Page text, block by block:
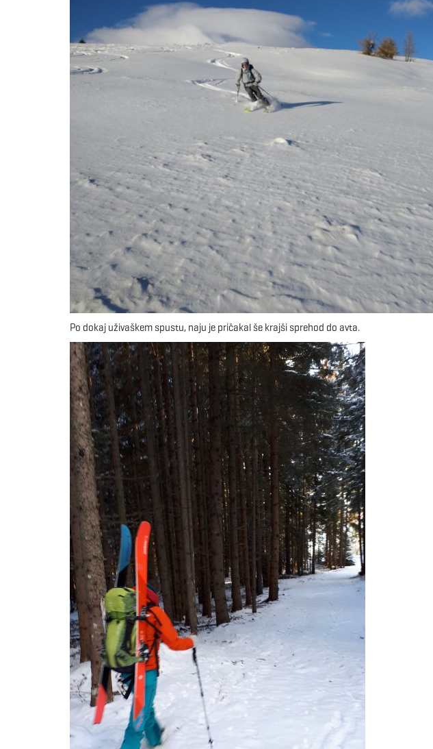
Po dokaj uživaškem spustu, naju je pričakal še krajši sprehod do avta.